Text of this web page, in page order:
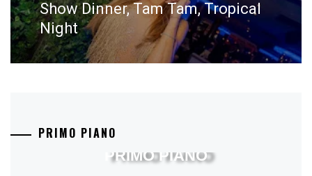
post:
Show Dinner, Tam Tam, Tropical
Night
PRIMO PIANO
PRIMO PIANO